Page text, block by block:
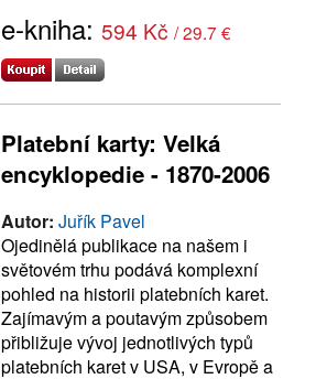
e-kniha: 594 Kč / 29.7 €
Platební karty: Velká
encyklopedie - 1870-2006
Autor: Juřík Pavel
Ojedinělá publikace na našem i
světovém trhu podává komplexní
pohled na historii platebních karet.
Zajímavým a poutavým způsobem
přibližuje vývoj jednotlivých typů
platebních karet v USA, v Evropě a